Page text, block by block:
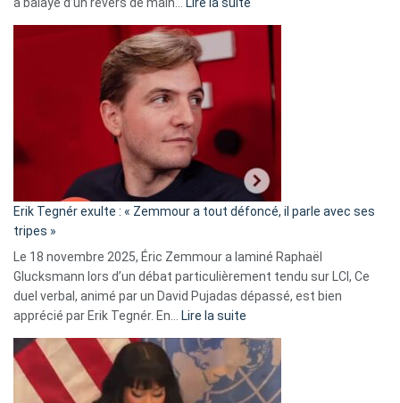
d’alliance
secrète
«
C’est
fake
news
»
Erik Tegnér exulte : « Zemmour a tout défoncé, il parle avec ses
tripes »
Le 18 novembre 2025, Éric Zemmour a laminé Raphaël
Glucksmann lors d’un débat particulièrement tendu sur LCI, Ce
duel verbal, animé par un David Pujadas dépassé, est bien
apprécié par Erik Tegnér. En… Lire la suite
Tegnér
exulte